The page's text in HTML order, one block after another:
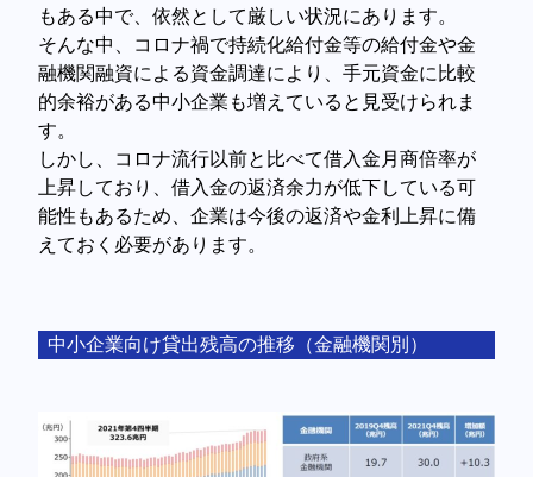
もある中で、依然として厳しい状況にあります。
そんな中、コロナ禍で持続化給付金等の給付金や金
融機関融資による資金調達により、手元資金に比較
的余裕がある中小企業も増えていると見受けられま
す。
しかし、コロナ流行以前と比べて借入金月商倍率が
上昇しており、借入金の返済余力が低下している可
能性もあるため、企業は今後の返済や金利上昇に備
えておく必要があります。
中小企業向け貸出残高の推移（金融機関別）